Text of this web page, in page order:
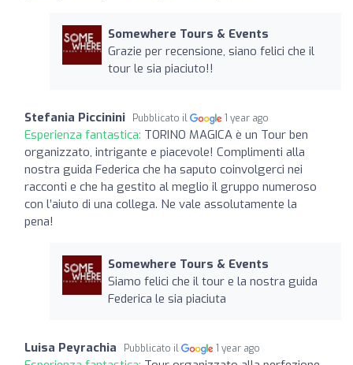
Somewhere Tours & Events
Grazie per recensione, siano felici che il
tour le sia piaciuto!!
Stefania Piccinini Pubblicato il 1 year ago
Esperienza fantastica: TORINO MAGICA è un Tour ben
organizzato, intrigante e piacevole! Complimenti alla
nostra guida Federica che ha saputo coinvolgerci nei
racconti e che ha gestito al meglio il gruppo numeroso
con l’aiuto di una collega. Ne vale assolutamente la
pena!
Somewhere Tours & Events
Siamo felici che il tour e la nostra guida
Federica le sia piaciuta
Luisa Peyrachia Pubblicato il 1 year ago